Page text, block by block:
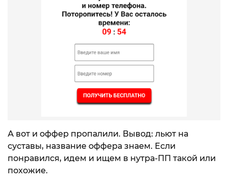
А вот и оффер пропалили. Вывод: льют на
суставы, название оффера знаем. Если
понравился, идем и ищем в нутра-ПП такой или
похожие.